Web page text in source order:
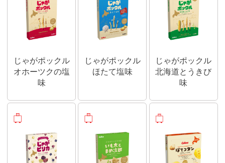
じゃがポックル
オホーツクの塩
味
じゃがポックル
ほたて塩味
じゃがポックル
北海道とうきび
味